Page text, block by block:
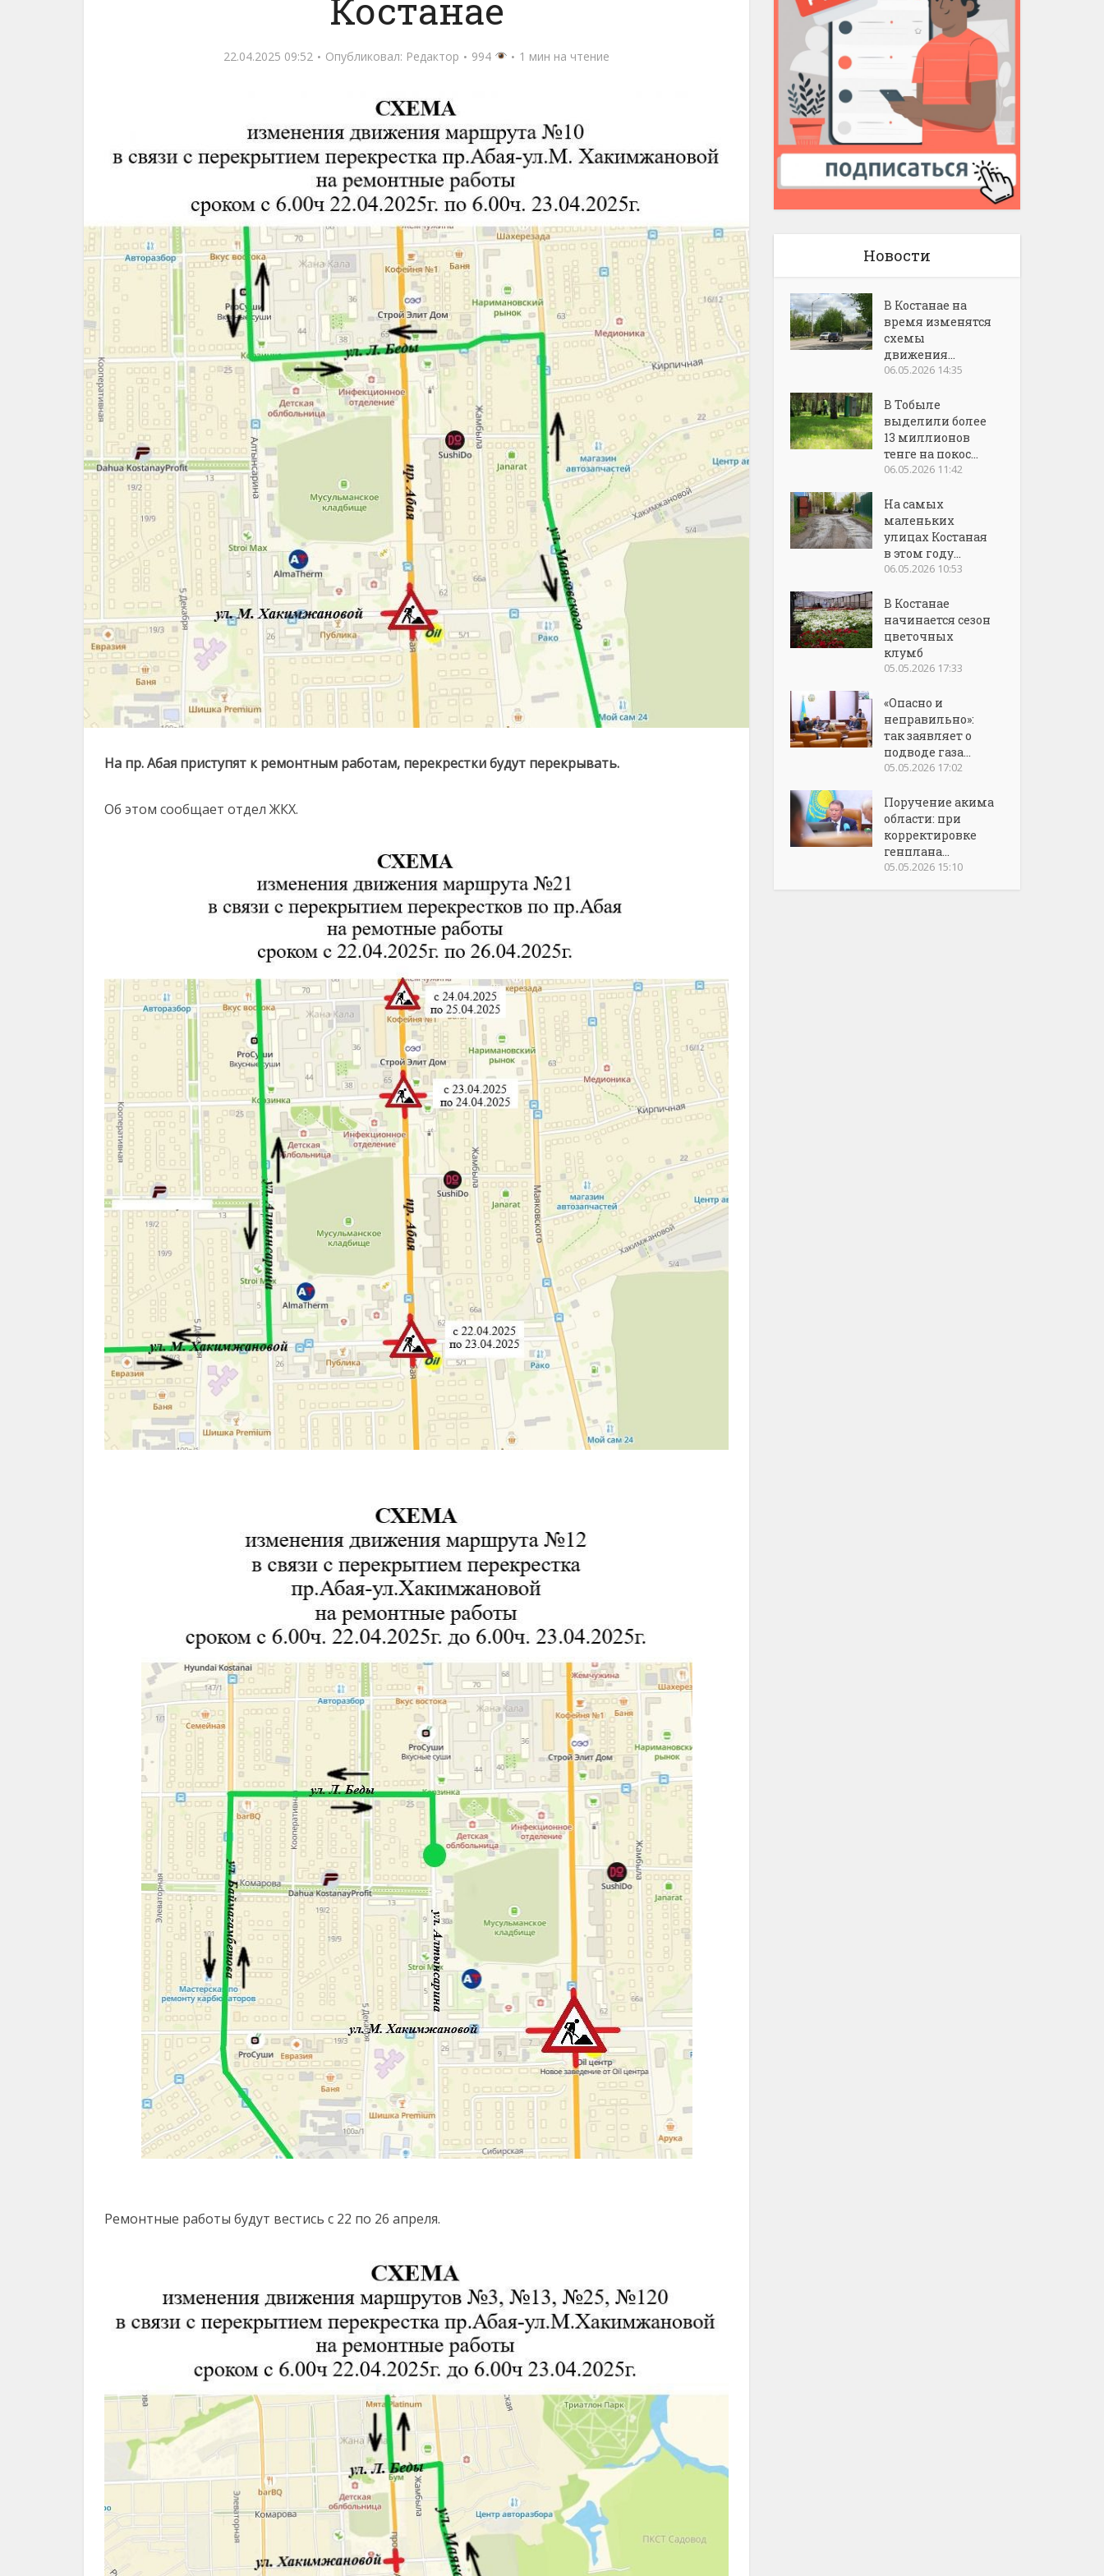
Костанае
22.04.2025 09:52 Опубликовал: Редактор 994 1 мин на чтение
На пр. Абая приступят к ремонтным работам, перекрестки будут перекрывать.
Об этом сообщает отдел ЖКХ.
Ремонтные работы будут вестись с 22 по 26 апреля.
Новости
В Костанае на
время изменятся
схемы
движения...
06.05.2026 14:35
В Тобыле
выделили более
13 миллионов
тенге на покос...
06.05.2026 11:42
На самых
маленьких
улицах Костаная
в этом году...
06.05.2026 10:53
В Костанае
начинается сезон
цветочных
клумб
05.05.2026 17:33
«Опасно и
неправильно»:
так заявляет о
подводе газа...
05.05.2026 17:02
Поручение акима
области: при
корректировке
генплана...
05.05.2026 15:10